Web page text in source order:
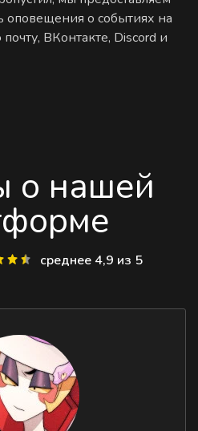
оповещения о событиях на
ВКонтакте, Discord и
о нашей
среднее 4,9 из 5